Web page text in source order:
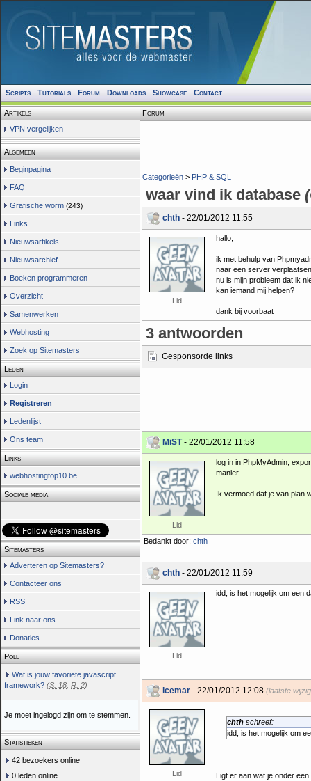
Scripts - Tutorials - Forum - Downloads - Showcase - Contact
Artikels
VPN vergelijken
Algemeen
Beginpagina
FAQ
Grafische worm (243)
Links
Nieuwsartikels
Nieuwsarchief
Boeken programmeren
Overzicht
Samenwerken
Webhosting
Zoek op Sitemasters
Leden
Login
Registreren
Ledenlijst
Ons team
Links
webhostingtop10.be
Sociale media
Sitemasters
Adverteren op Sitemasters?
Contacteer ons
RSS
Link naar ons
Donaties
Poll
Wat is jouw favoriete javascript
framework? (S: 18 R: 2)
Je moet ingelogd zijn om te stemmen.
Statistieken
42 bezoekers online
0 leden online
Forum
Categorieën > PHP & SQL
waar vind ik database
chth - 22/01/2012 11:55
Lid
hallo,
ik met behulp van
naar een server
nu is mijn probleem dat ik
kan iemand mij helpen?
dank bij voorbaat
3 antwoorden
Gesponsorde links
MiST- 22/01/2012 11:58
Lid
log in in PhpMyAdmin,
manier.
Ik vermoed dat je van plan
Bedankt door: chth
chth - 22/01/2012 11:59
Lid
idd, is het mogelijk om een
icemar - 22/01/2012 12:08 (laatste
Lid
chth schreef:
idd, is het mogelijk om
Ligt er aan wat je onder